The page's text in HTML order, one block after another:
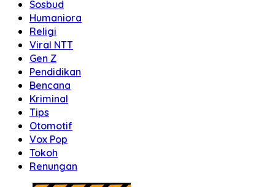
Sosbud
Humaniora
Religi
Viral NTT
Gen Z
Pendidikan
Bencana
Kriminal
Tips
Otomotif
Vox Pop
Tokoh
Renungan